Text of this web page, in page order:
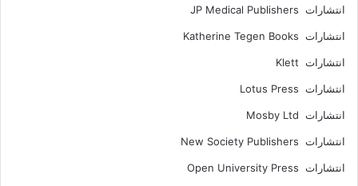
انتشارات JP Medical Publishers
انتشارات Katherine Tegen Books
انتشارات Klett
انتشارات Lotus Press
انتشارات Mosby Ltd
انتشارات New Society Publishers
انتشارات Open University Press